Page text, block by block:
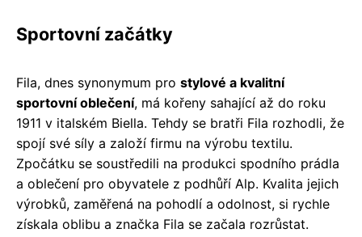
Sportovní začátky
Fila, dnes synonymum pro stylové a kvalitní
sportovní oblečení, má kořeny sahající až do roku
1911 v italském Biella. Tehdy se bratři Fila rozhodli, že
spojí své síly a založí firmu na výrobu textilu.
Zpočátku se soustředili na produkci spodního prádla
a oblečení pro obyvatele z podhůří Alp. Kvalita jejich
výrobků, zaměřená na pohodlí a odolnost, si rychle
získala oblibu a značka Fila se začala rozrůstat.